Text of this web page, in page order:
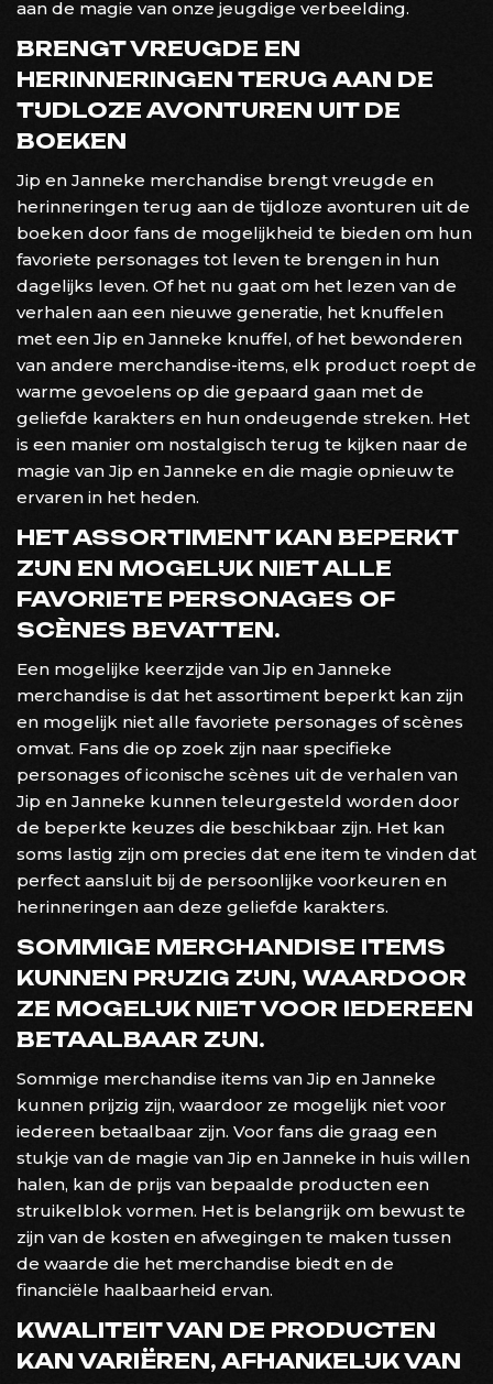
aan de magie van onze jeugdige verbeelding.
BRENGT VREUGDE EN
HERINNERINGEN TERUG AAN DE
TIJDLOZE AVONTUREN UIT DE
BOEKEN
Jip en Janneke merchandise brengt vreugde en
herinneringen terug aan de tijdloze avonturen uit de
boeken door fans de mogelijkheid te bieden om hun
favoriete personages tot leven te brengen in hun
dagelijks leven. Of het nu gaat om het lezen van de
verhalen aan een nieuwe generatie, het knuffelen
met een Jip en Janneke knuffel, of het bewonderen
van andere merchandise-items, elk product roept de
warme gevoelens op die gepaard gaan met de
geliefde karakters en hun ondeugende streken. Het
is een manier om nostalgisch terug te kijken naar de
magie van Jip en Janneke en die magie opnieuw te
ervaren in het heden.
HET ASSORTIMENT KAN BEPERKT
ZIJN EN MOGELIJK NIET ALLE
FAVORIETE PERSONAGES OF
SCÈNES BEVATTEN.
Een mogelijke keerzijde van Jip en Janneke
merchandise is dat het assortiment beperkt kan zijn
en mogelijk niet alle favoriete personages of scènes
omvat. Fans die op zoek zijn naar specifieke
personages of iconische scènes uit de verhalen van
Jip en Janneke kunnen teleurgesteld worden door
de beperkte keuzes die beschikbaar zijn. Het kan
soms lastig zijn om precies dat ene item te vinden dat
perfect aansluit bij de persoonlijke voorkeuren en
herinneringen aan deze geliefde karakters.
SOMMIGE MERCHANDISE ITEMS
KUNNEN PRIJZIG ZIJN, WAARDOOR
ZE MOGELIJK NIET VOOR IEDEREEN
BETAALBAAR ZIJN.
Sommige merchandise items van Jip en Janneke
kunnen prijzig zijn, waardoor ze mogelijk niet voor
iedereen betaalbaar zijn. Voor fans die graag een
stukje van de magie van Jip en Janneke in huis willen
halen, kan de prijs van bepaalde producten een
struikelblok vormen. Het is belangrijk om bewust te
zijn van de kosten en afwegingen te maken tussen
de waarde die het merchandise biedt en de
financiële haalbaarheid ervan.
KWALITEIT VAN DE PRODUCTEN
KAN VARIËREN, AFHANKELIJK VAN